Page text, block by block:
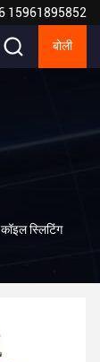
15961895852
बोली
स्लिटिंग